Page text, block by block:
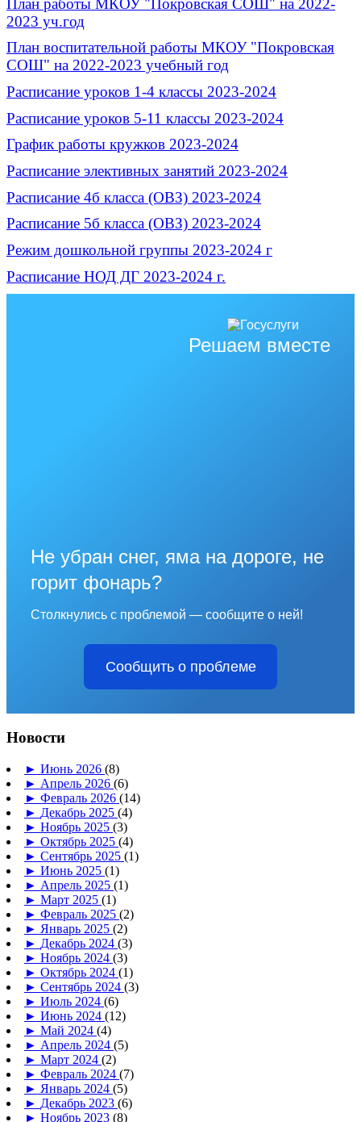
2023 уч.год
План воспитательной работы МКОУ "Покровская
СОШ" на 2022-2023 учебный год
Расписание уроков 1-4 классы 2023-2024
Расписание уроков 5-11 классы 2023-2024
График работы кружков 2023-2024
Расписание элективных занятий 2023-2024
Расписание 4б класса (ОВЗ) 2023-2024
Расписание 5б класса (ОВЗ) 2023-2024
Режим дошкольной группы 2023-2024 г
Расписание НОД ДГ 2023-2024 г.
Решаем вместе
Не убран снег, яма на дороге, не
горит фонарь?
Столкнулись с проблемой — сообщите о ней!
Сообщить о проблеме
Новости
► Июнь 2026 (8)
► Апрель 2026 (6)
► Февраль 2026 (14)
► Декабрь 2025 (4)
► Ноябрь 2025 (3)
► Октябрь 2025 (4)
► Сентябрь 2025 (1)
► Июнь 2025 (1)
► Апрель 2025 (1)
► Март 2025 (1)
► Февраль 2025 (2)
► Январь 2025 (2)
► Декабрь 2024 (3)
► Ноябрь 2024 (3)
► Октябрь 2024 (1)
► Сентябрь 2024 (3)
► Июль 2024 (6)
► Июнь 2024 (12)
► Май 2024 (4)
► Апрель 2024 (5)
► Март 2024 (2)
► Февраль 2024 (7)
► Январь 2024 (5)
► Декабрь 2023 (6)
► Ноябрь 2023 (8)